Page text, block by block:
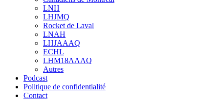
sub
menu
LNH
LHJMQ
Rocket de Laval
LNAH
LHJAAAQ
ECHL
LHM18AAAQ
Autres
Podcast
Politique de confidentialité
Contact